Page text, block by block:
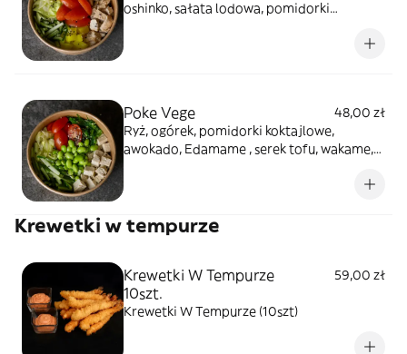
oshinko, sałata lodowa, pomidorki
Poke Vege
48,00 zł
Ryż, ogórek, pomidorki koktajlowe,
awokado, Edamame , serek tofu, wakame,
Krewetki w tempurze
Krewetki W Tempurze
10szt.
59,00 zł
Krewetki W Tempurze (10szt)